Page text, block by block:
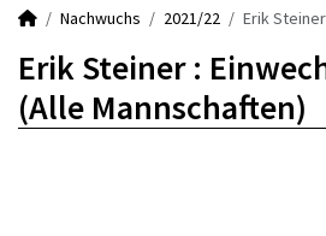
Nachwuchs 2021/22 Erik Steiner
Erik Steiner :
(Alle Mannschaften)